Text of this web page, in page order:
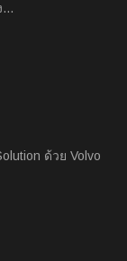
…
ด้วย Volvo